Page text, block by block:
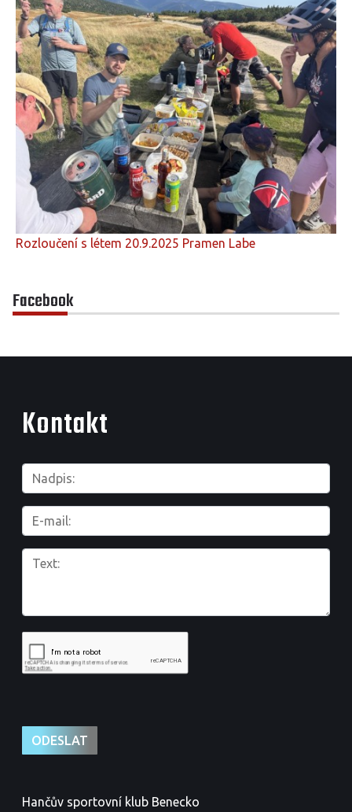
Rozloučení s létem 20.9.2025 Pramen Labe
Facebook
Kontakt
Hančův sportovní klub Benecko